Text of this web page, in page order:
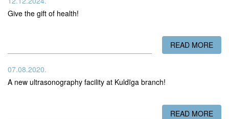
Give the gift of health!
READ MORE
07.08.2020.
A new ultrasonography facility at Kuldīga branch!
READ MORE